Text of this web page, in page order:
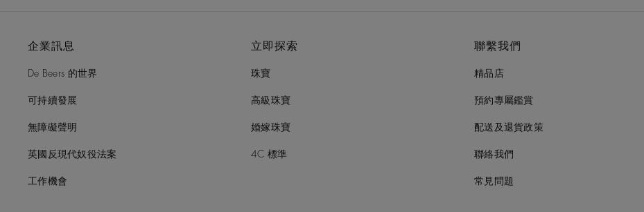
企業訊息
De Beers 的世界
可持續發展
無障礙聲明
英國反現代奴役法案
工作機會
立即探索
珠寶
高級珠寶
婚嫁珠寶
4C 標準
聯繫我們
精品店
預約專屬鑑賞
配送及退貨政策
聯絡我們
常見問題